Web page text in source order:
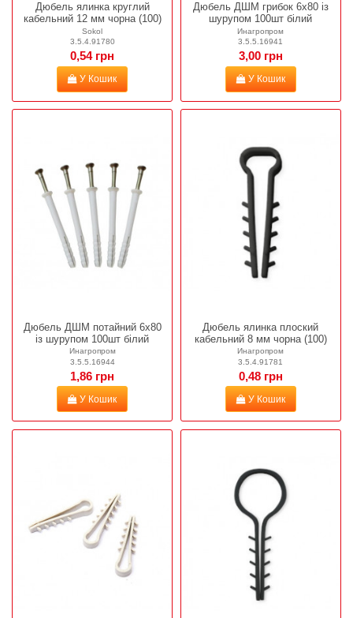
Дюбель ялинка круглий
кабельний 12 мм чорна (100)
Sokol
3.5.4.91780
0,54 грн
У Кошик
Дюбель ДШМ грибок 6х80 із
шурупом 100шт білий
Инагропром
3.5.5.16941
3,00 грн
У Кошик
Дюбель ДШМ потайний 6х80
із шурупом 100шт білий
Инагропром
3.5.5.16944
1,86 грн
У Кошик
Дюбель ялинка плоский
кабельний 8 мм чорна (100)
Инагропром
3.5.4.91781
0,48 грн
У Кошик